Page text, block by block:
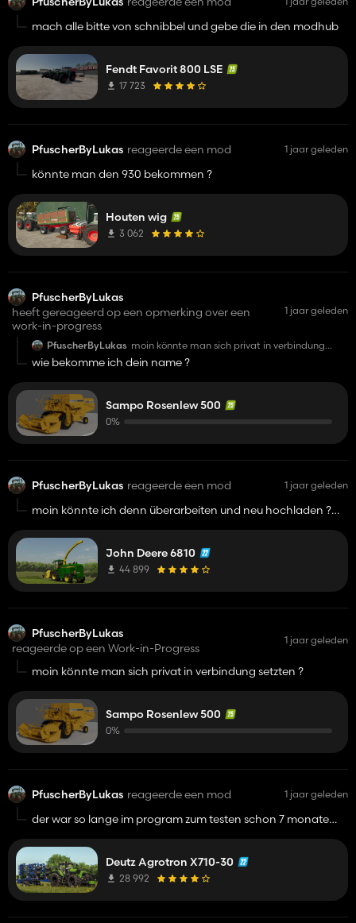
mach alle bitte von schnibbel und gebe die in den modhub
Fendt Favorit 800 LSE
17 723
PfuscherByLukas reageerde een mod 1 jaar geleden
könnte man den 930 bekommen ?
Houten wig
3 062
PfuscherByLukas
heeft gereageerd op een opmerking over een
work-in-progress
1 jaar geleden
PfuscherByLukas moin könnte man sich privat in verbindung
setzten ?
wie bekomme ich dein name ?
Sampo Rosenlew 500
0%
PfuscherByLukas reageerde een mod 1 jaar geleden
moin könnte ich denn überarbeiten und neu hochladen ?
John Deere 6810
44 899
PfuscherByLukas
reageerde op een Work-in-Progress
1 jaar geleden
moin könnte man sich privat in verbindung setzten ?
Sampo Rosenlew 500
0%
PfuscherByLukas reageerde een mod 1 jaar geleden
der war so lange im program zum testen schon 7 monate
Deutz Agrotron X710-30
28 992